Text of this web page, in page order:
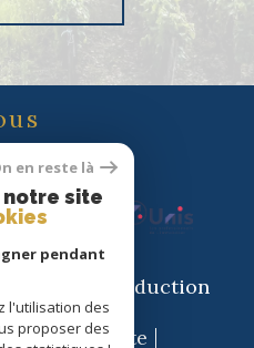
réservés | Traduction
Google |
Plan du site
en reste là
notre site
pendant
l'utilisation des
proposer des